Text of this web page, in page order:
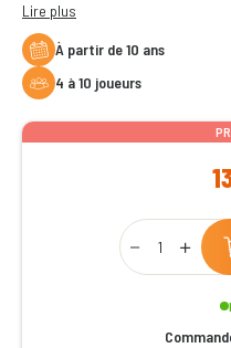
sapé comme jamais… Un
l’eau… Des centaines de
Lire plus
à partir de 10 ans
4 à 10 joueurs
Qty